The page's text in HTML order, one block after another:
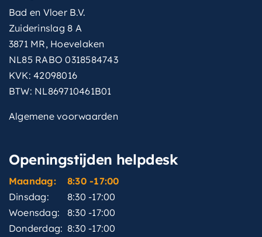
Bad en Vloer B.V.
Zuiderinslag 8 A
3871 MR, Hoevelaken
NL85 RABO 0318584743
KVK: 42098016
BTW: NL869710461B01
Algemene voorwaarden
Openingstijden helpdesk
Maandag:
8:30 -17:00
Dinsdag:
8:30 -17:00
Woensdag:
8:30 -17:00
Donderdag: 8:30 -17:00